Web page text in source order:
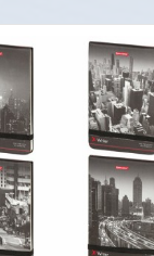
партнеры и
в том, чтобы
удобен прежде
всем Вашим